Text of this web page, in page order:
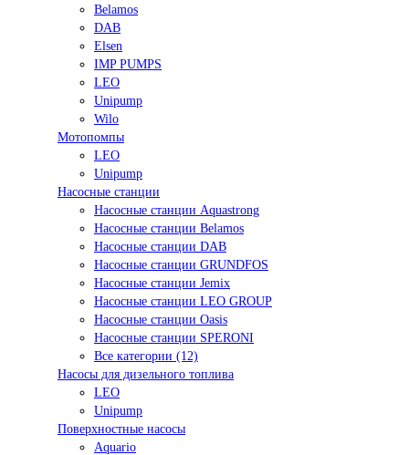
Belamos
DAB
Elsen
IMP PUMPS
LEO
Unipump
Wilo
Мотопомпы
LEO
Unipump
Насосные станции
Насосные станции Aquastrong
Насосные станции Belamos
Насосные станции DAB
Насосные станции GRUNDFOS
Насосные станции Jemix
Насосные станции LEO GROUP
Насосные станции Oasis
Насосные станции SPERONI
Все категории (12)
Насосы для дизельного топлива
LEO
Unipump
Поверхностные насосы
Aquario